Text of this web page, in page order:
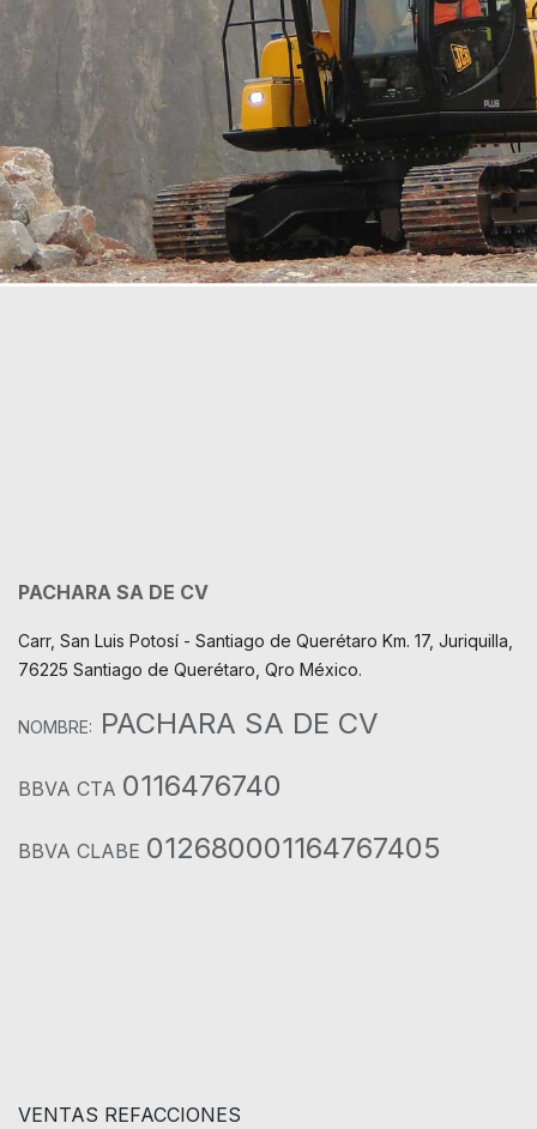
PACHARA SA DE CV
Carr, San Luis Potosí - Santiago de Querétaro Km. 17, Juriquilla,
76225 Santiago de Querétaro, Qro México.
NOMBRE: PACHARA SA DE CV
BBVA CTA 0116476740
BBVA CLABE 012680001164767405
VENTAS REFACCIONES